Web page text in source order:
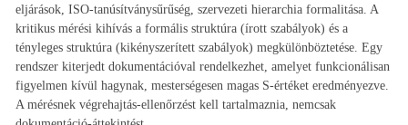
eljárások, ISO-tanúsítványsűrűség, szervezeti hierarchia formalitása. A
kritikus mérési kihívás a formális struktúra (írott szabályok) és a
tényleges struktúra (kikényszerített szabályok) megkülönböztetése. Egy
rendszer kiterjedt dokumentációval rendelkezhet, amelyet funkcionálisan
figyelmen kívül hagynak, mesterségesen magas S-értéket eredményezve.
A mérésnek végrehajtás-ellenőrzést kell tartalmaznia, nemcsak